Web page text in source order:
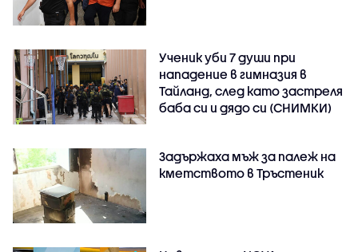
Ученик уби 7 души при
нападение в гимназия в
Тайланд, след като застреля
баба си и дядо си (СНИМКИ)
Задържаха мъж за палеж на
кметството в Тръстеник